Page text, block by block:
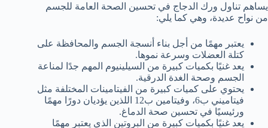
يساهم تناول ورك الدجاج في تحسين الصحة العامة للجسم
من نواح عديدة، وهي كما يلي:
يعتبر مهمًا من أجل بناء أنسجة الجسم والمحافظة على
كتلة العضلات وسرعة نموها.
يعد غنيًا بكميات كبيرة من السيلينيوم المهم جدًا لمناعة
الجسم وصحة الغدة الدرقية.
يحتوي على كميات كبيرة من الفيتامينات المختلفة مثل
فيتاميني ب6، وفيتامين ب12 اللذين يؤديان دورًا مهمًا
ورئيسيًا في تحسين صحة الدماغ.
يعد غنيًا بكميات كبيرة من البروتين الذي يعتبر مهمًا